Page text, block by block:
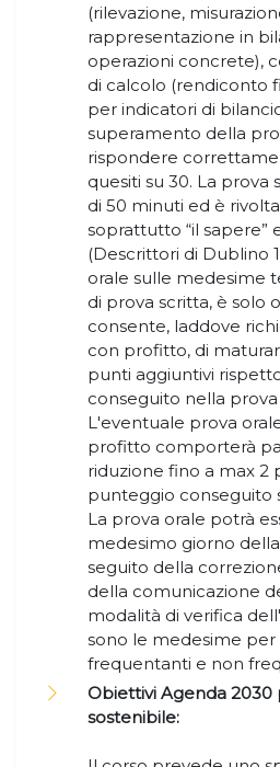
(rilevazione,
rappresentazione in
operazioni concrete),
di calcolo (rendiconto
per indicatori di
superamento della
rispondere
quesiti su 30. La prova
di 50 minuti ed è
soprattutto “il sapere”
(Descrittori di Dublino
orale sulle medesime
di prova scritta, è solo
consente, laddove
con profitto, di
punti aggiuntivi
conseguito nella prova
L'eventuale prova
profitto comporterà
riduzione fino a max 2
punteggio conseguito
La prova orale potrà
medesimo giorno
seguito della
della comunicazione
modalità di verifica
sono le medesime per
frequentanti e non
Obiettivi Agenda 2030
sostenibile: